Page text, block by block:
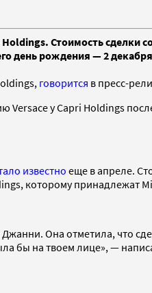
Стоимость сделки
день рождения — 2
говорится в пресс-
Versace у Capri Holdings
известноеще в апреле.
которому принадлежат
Она отметила, что
бы на твоем лице», —